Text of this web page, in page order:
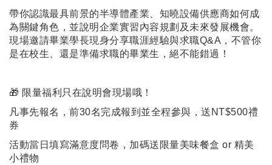
帶你認識最具前景的半導體產業、知曉設備供應商如何成
為關鍵角色，並說明企業實習內容規劃及未來發展機會。
現場邀請畢業學長現身分享職涯經驗與求職Q&A，不管你
是在校生、還是準備求職的畢業生，絕不能錯過！
🎁 限量福利只在說明會現場哦！
凡事先報名，前30名完成報到並全程參與，送NT$500禮
券
活動當日填寫滿意度問卷，加碼送限量美味餐盒 or 精美
小禮物